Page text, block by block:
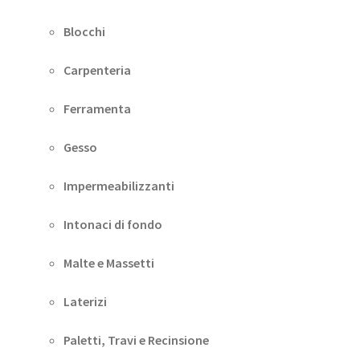
Blocchi
Carpenteria
Ferramenta
Gesso
Impermeabilizzanti
Intonaci di fondo
Malte e Massetti
Laterizi
Paletti, Travi e Recinsione